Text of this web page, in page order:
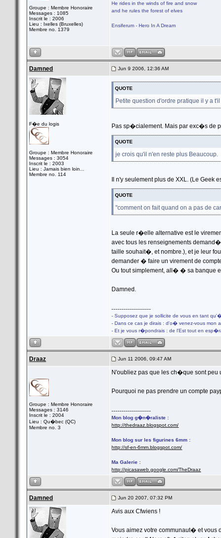
Groupe : Membre Honoraire
Messages : 1085
Inscrit le : 2006
Lieu : Ixelles (Bruxelles)
Membre no. 1379
He rides in the winds of fire and snow
and he rules the forest of elves
Ensiferum - Hero In A Dream
Damned Jun 9 2006, 12:36 AM
F�e du logis
Groupe : Membre Honoraire
Messages : 3054
Inscrit le : 2003
Lieu : Jamais bien loin...
Membre no. 114
QUOTE
Petite question d'ordre pratique il y a
Pas sp�cialement. Mais par exc�s de
QUOTE
je crois qu'il n'en reste plus Beaucoup.
Il n'y seulement plus de XXL. (Le Geek
QUOTE
"comment on fait quand on a pas de
La seule r�elle alternative est le
avec tous les renseignements
taille souhait�, et nombre.), et je leur
demander � faire un virement de
Ou tout simplement, all� � sa banque
Damned.
--------------------
- Supposez que je sollicite de vous en tant
- Dans ce cas je dirais : d'o� venez-vous mon
- Et je vous r�pondrais : de l'Est tout en
Draaz Jun 11 2006, 09:47 AM
Groupe : Membre Honoraire
Messages : 3146
Inscrit le : 2004
Lieu : Qu�bec (QC)
Membre no. 3
N'oubliez pas que les ch�que sont
Pourquoi ne pas prendre un compte
--------------------
Mon blog g�n�raliste :
http://thedraaz.blogspot.com/
Mon blog sur les figurines 6mm :
http://sf-en-6mm.blogspot.com/
Ma Galerie :
http://picasaweb.google.com/TheDraaz
Damned Jun 20 2007, 07:32 PM
Avis aux Cfwiens !
Vous aimez votre communaut� et